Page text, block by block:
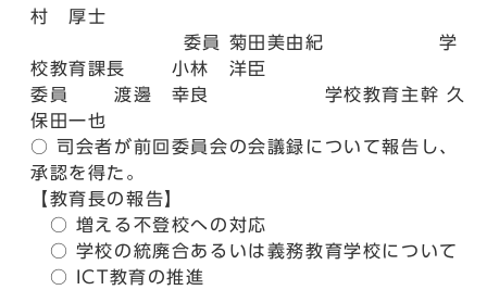
村 厚士
委員 菊田美由紀 学
校教育課長 小林 洋臣
委員 渡邊 幸良 学校教育主幹 久
保田一也
○ 司会者が前回委員会の会議録について報告し、
承認を得た。
【教育長の報告】
○ 増える不登校への対応
○ 学校の統廃合あるいは義務教育学校について
○ ICT教育の推進